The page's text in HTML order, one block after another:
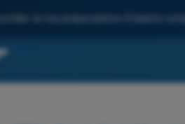
la tua preparazione d'esame